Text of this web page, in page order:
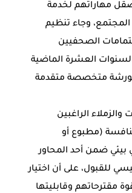
مهاراتهم لخدمة
وجاء تنظيم
الصحفيين
السنوات العشرة الماضية
متخصصة متقدمة
الراغبين
(مطبوع أو
بيئي ضمن أحد المحاور
للقبول، على أن اختيار
مقترحاتهم وقابليتها